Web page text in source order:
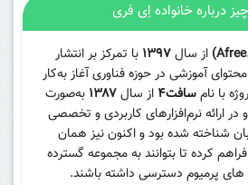
درباره خانواده اِی فری
از سال۱۳۹۷ با تمرکز بر انتشار
آموزشی در حوزه فناوری آغاز به‌کار
با نامسافت۴ از سال۱۳۸۷ به‌صورت
ارائه نرم‌افزارهای کاربردی و تخصصی
شناخته شده بود و اکنون نیز همان
فراهم کرده تا بتوانند به مجموعه گسترده
های پرمیوم دسترسی داشته باشند.